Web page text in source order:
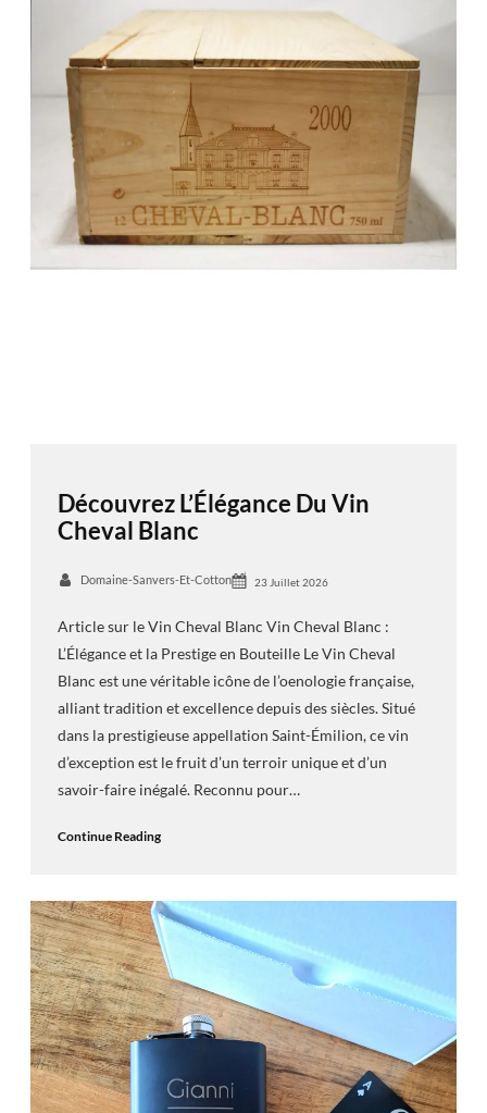
Découvrez L’Élégance Du Vin
Cheval Blanc
Domaine-Sanvers-Et-Cotton 23 Juillet 2026
Article sur le Vin Cheval Blanc Vin Cheval Blanc :
L’Élégance et la Prestige en Bouteille Le Vin Cheval
Blanc est une véritable icône de l’oenologie française,
alliant tradition et excellence depuis des siècles. Situé
dans la prestigieuse appellation Saint-Émilion, ce vin
d’exception est le fruit d’un terroir unique et d’un
savoir-faire inégalé. Reconnu pour…
Continue Reading